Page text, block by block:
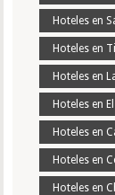
Hoteles en
Hoteles en
Hoteles en
Hoteles en
Hoteles en
Hoteles en
Hoteles en